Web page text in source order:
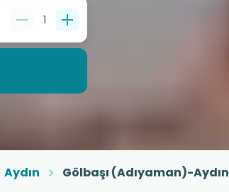
1
Aydın Gölbaşı (Adıyaman)-Aydın